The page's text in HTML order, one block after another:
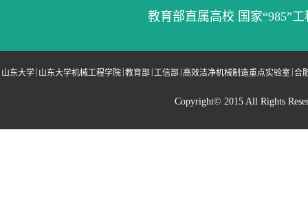
教育部直属高校 国家“985”
山东大学 | 山东大学机械工程学院 |教育部 | 工信部 |高效洁净机械制造重点实验室 |合
Copyright© 2015 All Rights